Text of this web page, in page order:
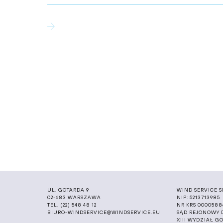
Archiwum
UL. GOTARDA 9
02-683 WARSZAWA
TEL. (22) 548 48 12
BIURO-WINDSERVICE@WINDSERVICE.EU
WIND SERVICE
NIP: 5213713985
NR KRS
SĄD REJONOWY
XIII WYDZIAŁ